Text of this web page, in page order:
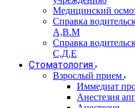
Медицинский
Справка
А,В.М
Справка
С,Д,Е
Стоматология
Взрослый прием
Иммедиат
Анестезия